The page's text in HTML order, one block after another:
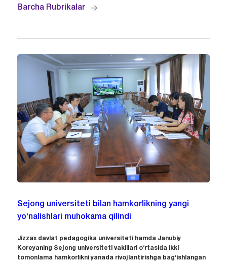
Barcha Rubrikalar
Sejong universiteti bilan hamkorlikning yangi
yo‘nalishlari muhokama qilindi
Jizzax davlat pedagogika universiteti hamda Janubiy
Koreyaning Sejong universiteti vakillari o‘rtasida ikki
tomonlama hamkorlikni yanada rivojlantirishga bag‘ishlangan